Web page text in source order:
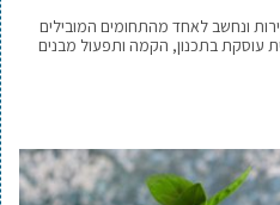
ונחשב לאחד מהתחומים המובילים
עוסקת בתכנון, הקמה ותפעול מבנים